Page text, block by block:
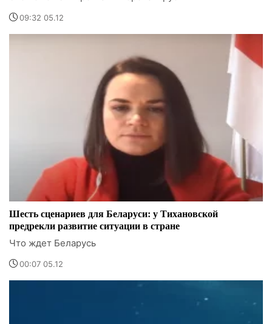
09:32 05.12
Шесть сценариев для Беларуси: у Тихановской
предрекли развитие ситуации в стране
Что ждет Беларусь
00:07 05.12